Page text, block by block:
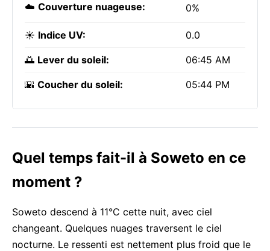
☁️ Couverture nuageuse: 0%
☀️ Indice UV: 0.0
🌅 Lever du soleil: 06:45 AM
🌇 Coucher du soleil: 05:44 PM
Quel temps fait-il à Soweto en ce
moment ?
Soweto descend à 11°C cette nuit, avec ciel
changeant. Quelques nuages traversent le ciel
nocturne. Le ressenti est nettement plus froid que le